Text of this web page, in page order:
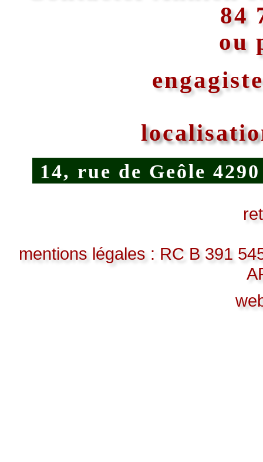
84
ou
14, rue de Geôle
mentions légales : RC B 391